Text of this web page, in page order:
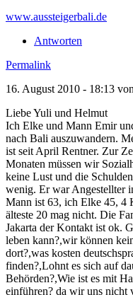
www.aussteigerbali.de
Antworten
Permalink
16. August 2010 - 18:13 von
Liebe Yuli und Helmut
Ich Elke und Mann Emir
nach Bali auszuwandern.
ist seit April Rentner. Zur
Monaten müssen wir
keine Lust und die
wenig. Er war Angestellter
Mann ist 63, ich Elke 45, 4
älteste 20 mag nicht. Die
Jakarta der Kontakt ist ok.
leben kann?,wir können
dort?,was kosten
finden?,Lohnt es sich auf
Behörden?,Wie ist es mit
einführen? da wir uns nicht